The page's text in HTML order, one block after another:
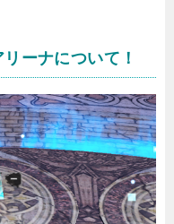
ーナについて！